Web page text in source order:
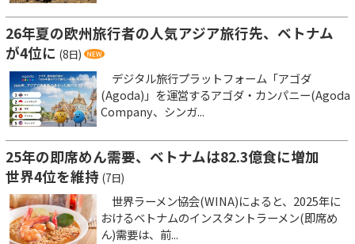
26年夏の欧州旅行者の人気アジア旅行先、ベトナム
が4位に (8日)
デジタル旅行プラットフォーム「アゴダ
(Agoda)」を運営するアゴダ・カンパニー(Agoda
Company、シンガ...
25年の即席めん需要、ベトナムは82.3億食に増加
世界4位を維持 (7日)
世界ラーメン協会(WINA)によると、2025年に
おけるベトナムのインスタントラーメン(即席め
ん)需要は、前...